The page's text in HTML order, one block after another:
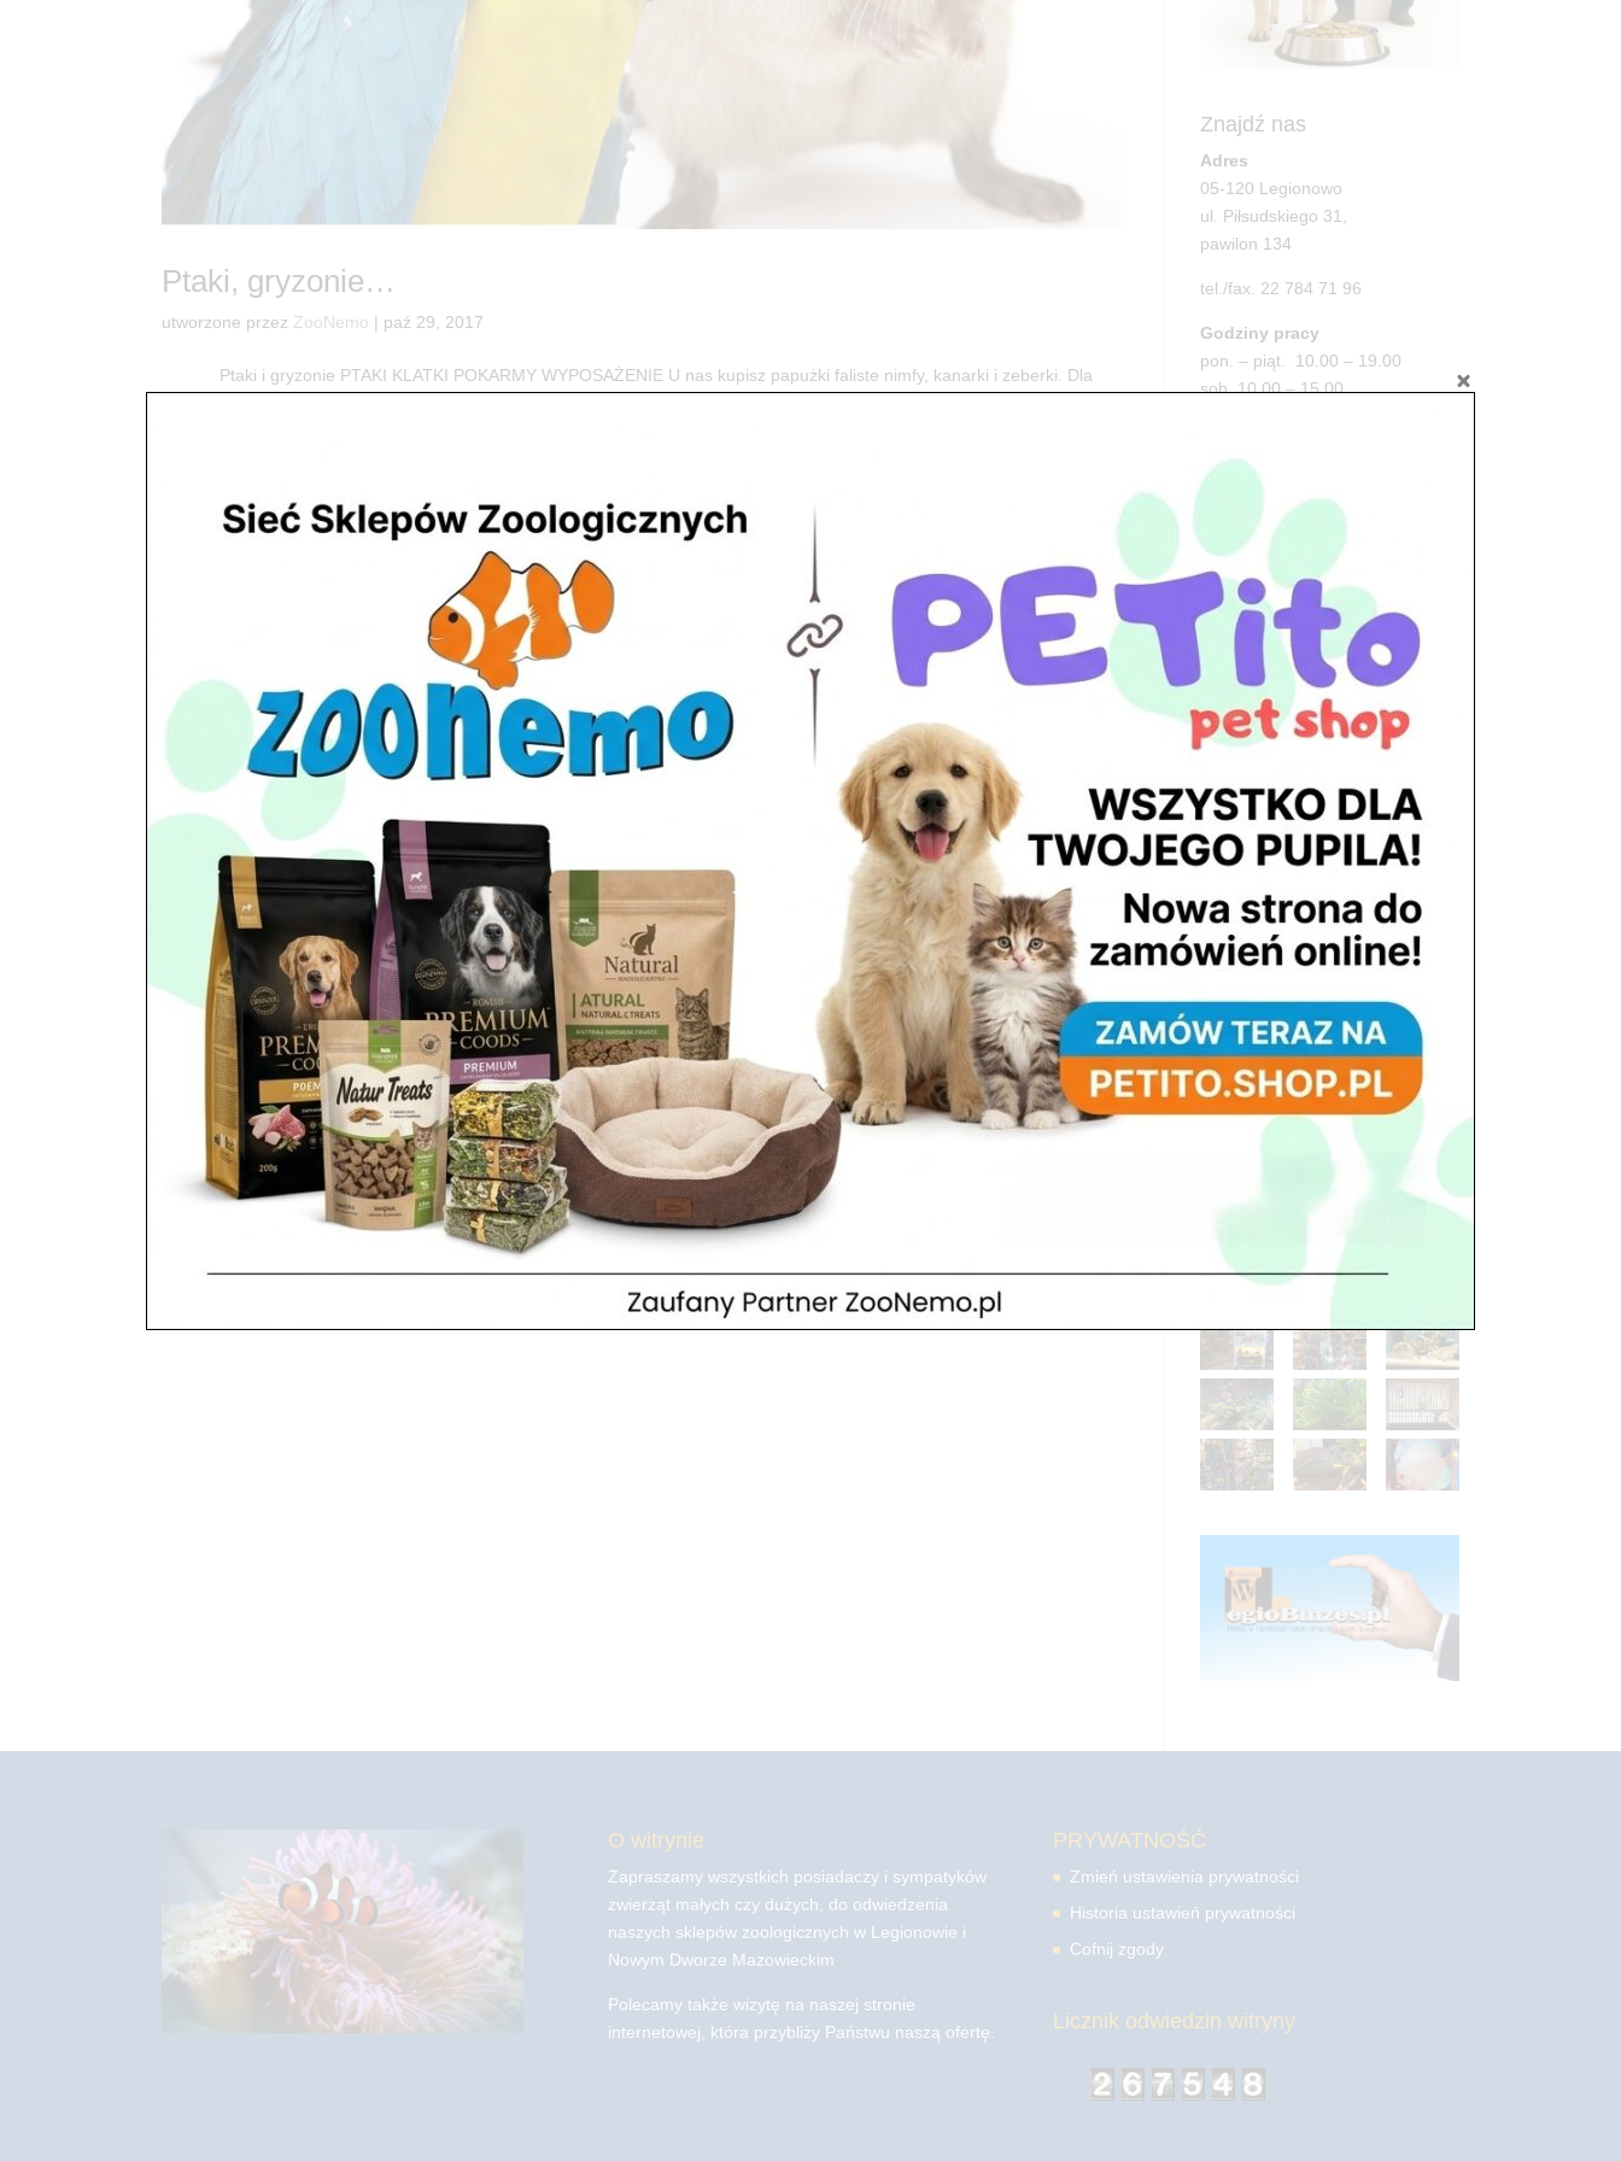
Ptaki, gryzonie…
utworzone przez ZooNemo | paź 29, 2017
Ptaki i gryzonie PTAKI KLATKI POKARMY WYPOSAŻENIE U nas kupisz papużki faliste nimfy, kanarki i zeberki. Dla
Znajdź nas
Adres
05-120 Legionowo
ul. Piłsudskiego 31,
pawilon 134
tel./fax. 22 784 71 96
Godziny pracy
pon. – piąt. 10.00 – 19.00
sob. 10.00 – 15.00
Adres
05-100 Nowy Dwór Mazowiecki
ul. Leśna 2
tel. 503 900 215
Godziny pracy
pon. – piąt. 10.00 – 19.00
sob. 8.00 – 15.00
niedz. zamknięte
O witrynie
Zapraszamy wszystkich posiadaczy i sympatyków
zwierząt małych czy dużych, do odwiedzenia
naszych sklepów zoologicznych w Legionowie i
Nowym Dworze Mazowieckim
Polecamy także wizytę na naszej stronie
internetowej, która przybliży Państwu naszą ofertę.
PRYWATNOŚĆ
Zmień ustawienia prywatności
Historia ustawień prywatności
Cofnij zgody
Licznik odwiedzin witryny